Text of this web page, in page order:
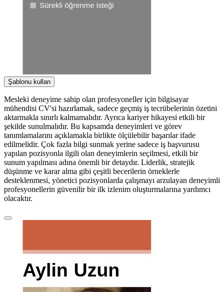
Şablonu kullan
Mesleki deneyime sahip olan profesyoneller için bilgisayar
mühendisi CV'si hazırlamak, sadece geçmiş iş tecrübelerinin özetini
aktarmakla sınırlı kalmamalıdır. Ayrıca kariyer hikayesi etkili bir
şekilde sunulmalıdır. Bu kapsamda deneyimleri ve görev
tanımlamalarını açıklamakla birlikte ölçülebilir başarılar ifade
edilmelidir. Çok fazla bilgi sunmak yerine sadece iş başvurusu
yapılan pozisyonla ilgili olan deneyimlerin seçilmesi, etkili bir
sunum yapılması adına önemli bir detaydır. Liderlik, stratejik
düşünme ve karar alma gibi çeşitli becerilerin örneklerle
desteklenmesi, yönetici pozisyonlarda çalışmayı arzulayan deneyimli
profesyonellerin güvenilir bir ilk izlenim oluşturmalarına yardımcı
olacaktır.